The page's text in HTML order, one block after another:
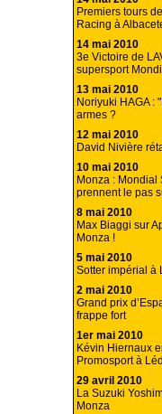
Premiers tours
Racing à
14 mai 2010
3e Victoire de
supersport
13 mai 2010
Noriyuki HAGA :
armes ?
12 mai 2010
David Nivière
10 mai 2010
Monza : Mondial
prennent le pas
8 mai 2010
Max Biaggi sur
Monza !
5 mai 2010
Sotter impérial à
2 mai 2010
Grand prix
frappe fort
1er mai 2010
Kévin Hiernaux
Promosport à
29 avril 2010
La Suzuki
Monza